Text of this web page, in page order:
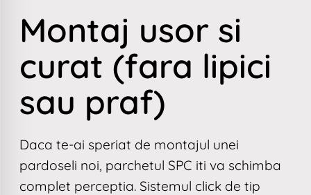
Montaj usor si
curat (fara lipici
sau praf)
Daca te-ai speriat de montajul unei
pardoseli noi, parchetul SPC iti va schimba
complet perceptia. Sistemul click de tip